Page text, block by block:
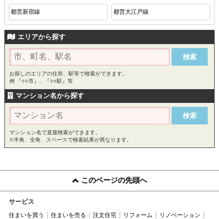
都営新宿線 都営大江戸線
エリアから探す
お探しのエリアの住所、駅等で検索ができます。
例 『○○市』、『○○駅』等
マンション名から探す
マンション名で直接検索ができます。
※半角、全角、スペースで検索結果が異なります。
このページの先頭へ
サービス
住まいを買う 住まいを売る 注文住宅 リフォーム
リノベーション